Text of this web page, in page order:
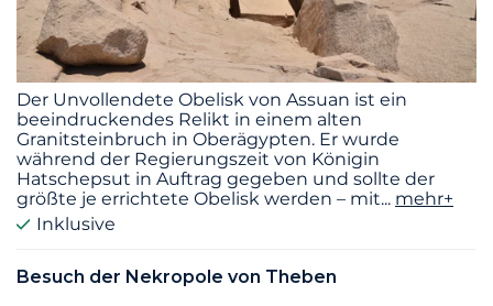
Der Unvollendete Obelisk von Assuan ist ein
beeindruckendes Relikt in einem alten
Granitsteinbruch in Oberägypten. Er wurde
während der Regierungszeit von Königin
Hatschepsut in Auftrag gegeben und sollte der
größte je errichtete Obelisk werden – mit... mehr+
Inklusive
Besuch der Nekropole von Theben